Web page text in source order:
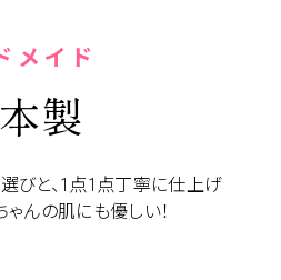
メイド
製
びと、1点1点丁寧に仕上げ
んの肌にも優しい！